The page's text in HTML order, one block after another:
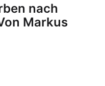
nach
Markus